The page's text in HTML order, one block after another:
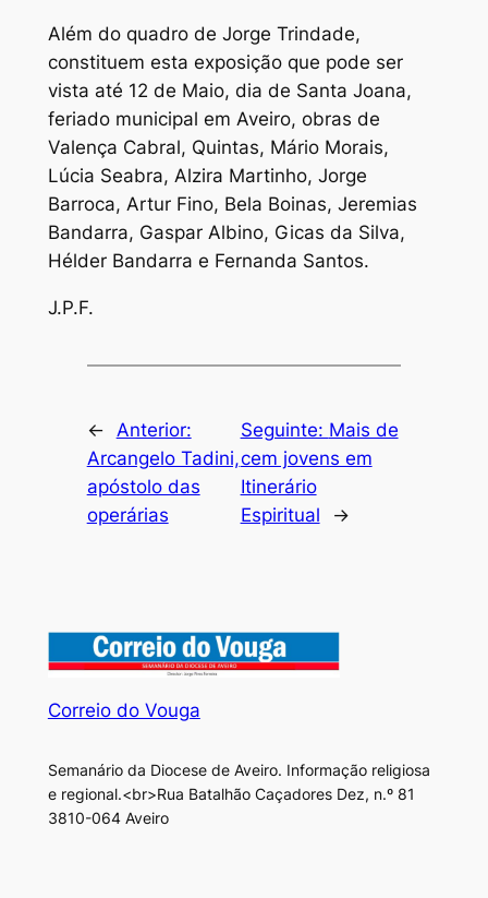
Além do quadro de Jorge Trindade,
constituem esta exposição que pode ser
vista até 12 de Maio, dia de Santa Joana,
feriado municipal em Aveiro, obras de
Valença Cabral, Quintas, Mário Morais,
Lúcia Seabra, Alzira Martinho, Jorge
Barroca, Artur Fino, Bela Boinas, Jeremias
Bandarra, Gaspar Albino, Gicas da Silva,
Hélder Bandarra e Fernanda Santos.
J.P.F.
←
Anterior:
Arcangelo Tadini,
apóstolo das
operárias
Seguinte: Mais de
cem jovens em
Itinerário
Espiritual
→
Correio do Vouga
Semanário da Diocese de Aveiro. Informação religiosa
e regional.<br>Rua Batalhão Caçadores Dez, n.º 81
3810-064 Aveiro